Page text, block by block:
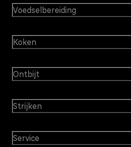
Voedselbereiding
Koken
Ontbijt
Strijken
Service